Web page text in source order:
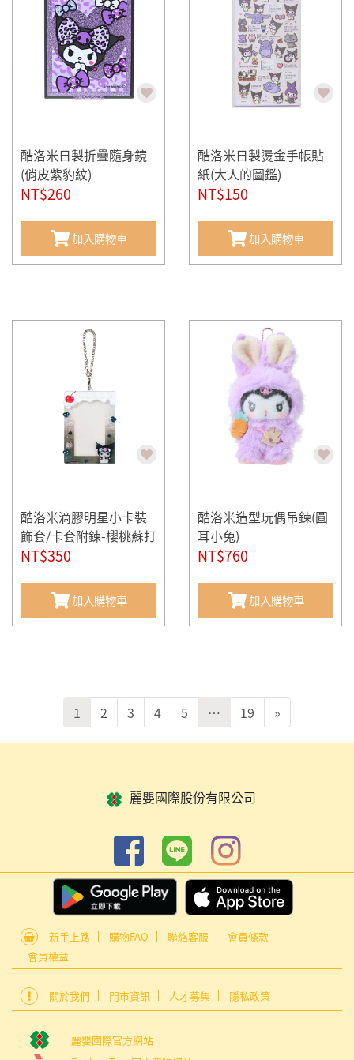
酷洛米日製折疊隨身鏡
(俏皮紫豹紋)
NT$260
加入購物車
酷洛米日製燙金手帳貼
紙(大人的圖鑑)
NT$150
加入購物車
酷洛米滴膠明星小卡裝
飾套/卡套附鍊-櫻桃蘇打
(偶像應援)
NT$350
加入購物車
酷洛米造型玩偶吊鍊(圓
耳小兔)
NT$760
加入購物車
1 2 3 4 5 … 19 »
麗嬰國際股份有限公司
新手上路 購物FAQ 聯絡客服
會員條款
會員權益
關於我們 門市資訊 人才募集 隱私政策
麗嬰國際官方網站